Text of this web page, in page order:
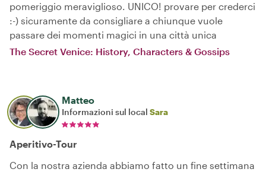
pomeriggio meraviglioso. UNICO! provare per crederci
:-) sicuramente da consigliare a chiunque vuole
passare dei momenti magici in una città unica
The Secret Venice: History, Characters & Gossips
Matteo
Informazioni sul local Sara
Aperitivo-Tour
Con la nostra azienda abbiamo fatto un fine settimana